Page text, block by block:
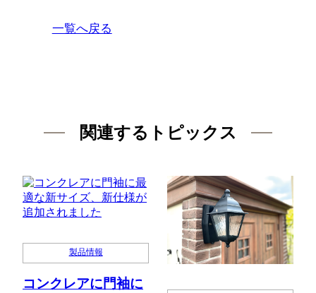
一覧へ戻る
関連するトピックス
製品情報
コンクレアに門袖に